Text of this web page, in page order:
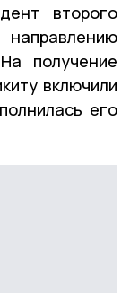
второго
получение
включили
его